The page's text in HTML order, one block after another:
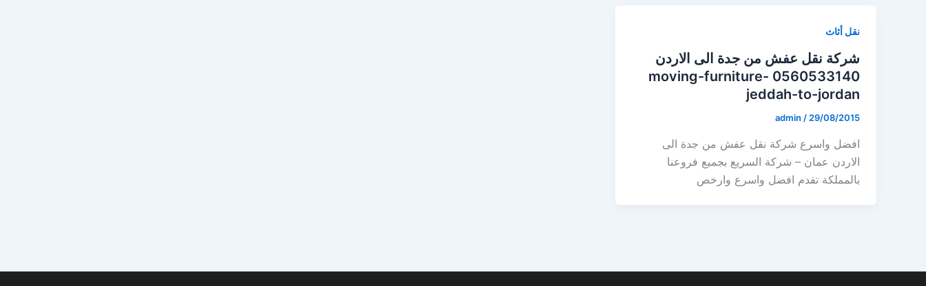
نقل أثاث
شركة نقل عفش من جدة الى الاردن
0560533140 moving-furniture-
jeddah-to-jordan
admin / 29/08/2015
افضل واسرع شركة نقل عفش من جدة الى
الاردن عمان – شركة السريع بجميع فروعنا
بالمملكة تقدم افضل واسرع وارخص